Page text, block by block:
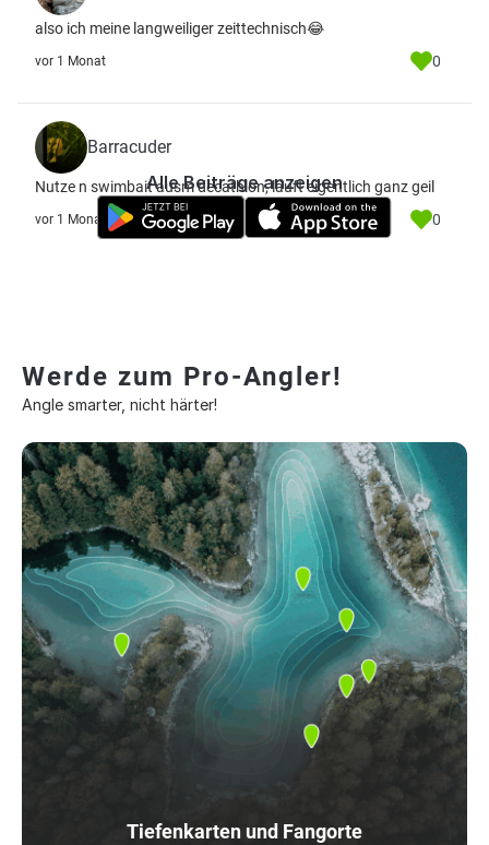
also ich meine langweiliger zeittechnisch😂
vor 1 Monat 0
Barracuder
Nutze n swimbait ausm decathlon, läuft eigentlich ganz geil
vor 1 Monat 0
Alle Beiträge anzeigen
Werde zum Pro-Angler!
Angle smarter, nicht härter!
Tiefenkarten und Fangorte